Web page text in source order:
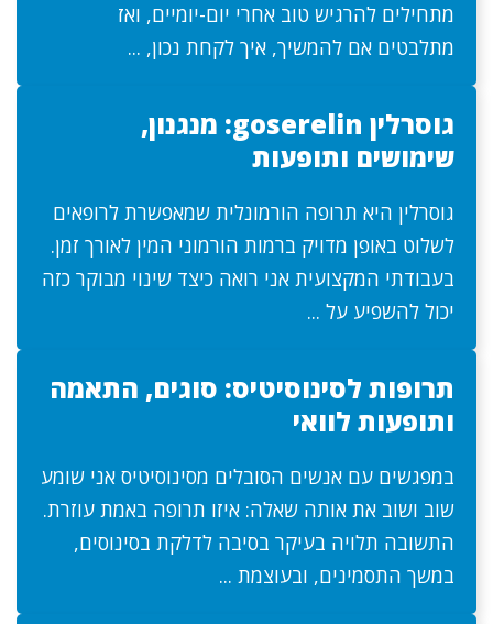
מתחילים להרגיש טוב אחרי יום-יומיים, ואז
מתלבטים אם להמשיך, איך לקחת נכון, ...
גוסרלין goserelin: מנגנון,
שימושים ותופעות
גוסרלין היא תרופה הורמונלית שמאפשרת לרופאים
לשלוט באופן מדויק ברמות הורמוני המין לאורך זמן.
בעבודתי המקצועית אני רואה כיצד שינוי מבוקר כזה
יכול להשפיע על ...
תרופות לסינוסיטיס: סוגים, התאמה
ותופעות לוואי
במפגשים עם אנשים הסובלים מסינוסיטיס אני שומע
שוב ושוב את אותה שאלה: איזו תרופה באמת עוזרת.
התשובה תלויה בעיקר בסיבה לדלקת בסינוסים,
במשך התסמינים, ובעוצמת ...